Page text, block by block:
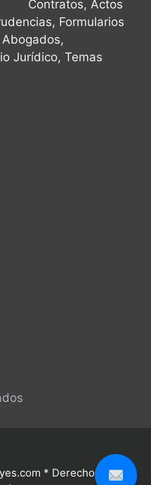
Contratos, Actos
Formularios
Jurídico, Temas
* Derechos